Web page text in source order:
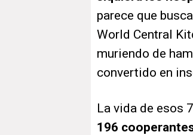
parece que
World Central
muriendo de
convertido en
La vida de esos
196